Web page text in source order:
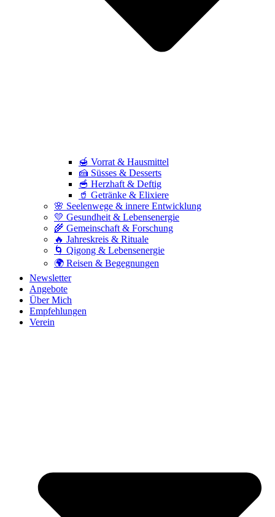
🍯 Vorrat & Hausmittel
🍰 Süsses & Desserts
🥣 Herzhaft & Deftig
🥤 Getränke & Elixiere
🌸 Seelenwege & innere Entwicklung
💛 Gesundheit & Lebensenergie
🌾 Gemeinschaft & Forschung
🔥 Jahreskreis & Rituale
🌀 Qigong & Lebensenergie
🌍 Reisen & Begegnungen
Newsletter
Angebote
Über Mich
Empfehlungen
Verein